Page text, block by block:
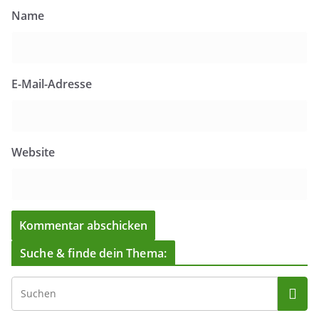
Name
E-Mail-Adresse
Website
Suche & finde dein Thema: